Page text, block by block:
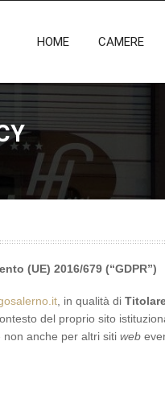
HOME CAMERE
(UE) 2016/679 (“GDPR”)
in qualità di
del proprio sito
non anche per altri siti web